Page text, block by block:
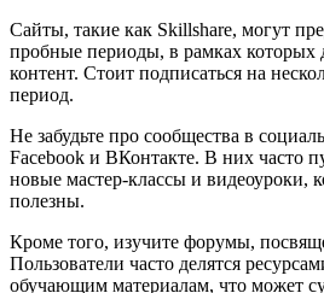
Сайты, такие как Skillshare, могут
пробные периоды, в рамках которых
контент. Стоит подписаться на
период.
Не забудьте про сообщества в
Facebook и ВКонтакте. В них часто
новые мастер-классы и видеоуроки,
полезны.
Кроме того, изучите форумы,
Пользователи часто делятся
обучающим материалам, что может